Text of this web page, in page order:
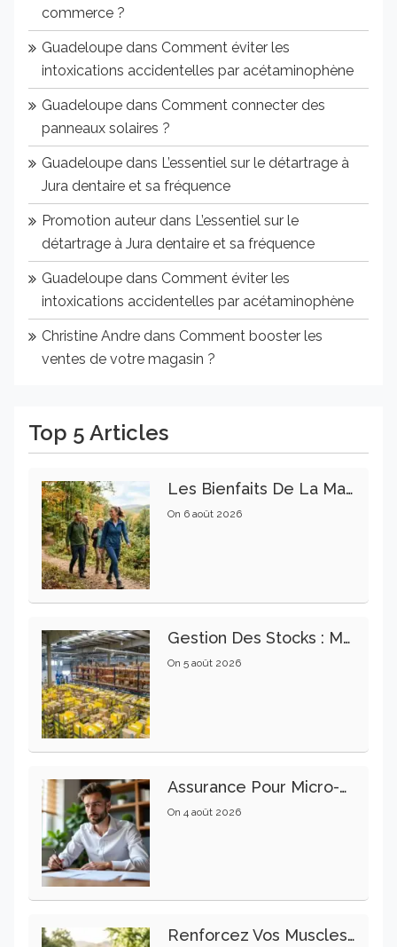
commerce ?
Guadeloupe dans Comment éviter les
intoxications accidentelles par acétaminophène
Guadeloupe dans Comment connecter des
panneaux solaires ?
Guadeloupe dans L’essentiel sur le détartrage à
Jura dentaire et sa fréquence
Promotion auteur dans L’essentiel sur le
détartrage à Jura dentaire et sa fréquence
Guadeloupe dans Comment éviter les
intoxications accidentelles par acétaminophène
Christine Andre dans Comment booster les
ventes de votre magasin ?
Top 5 Articles
Les Bienfaits De La Marche Sur La Santé Physique Et Mentale
On 6 août 2026
Gestion Des Stocks : Meilleures Pratiques Intralogistiques
On 5 août 2026
Assurance Pour Micro-Entrepreneur : Les Garanties Essentielles À Connaître
On 4 août 2026
Renforcez Vos Muscles Profonds Pour Apaiser Votre Mal De Dos